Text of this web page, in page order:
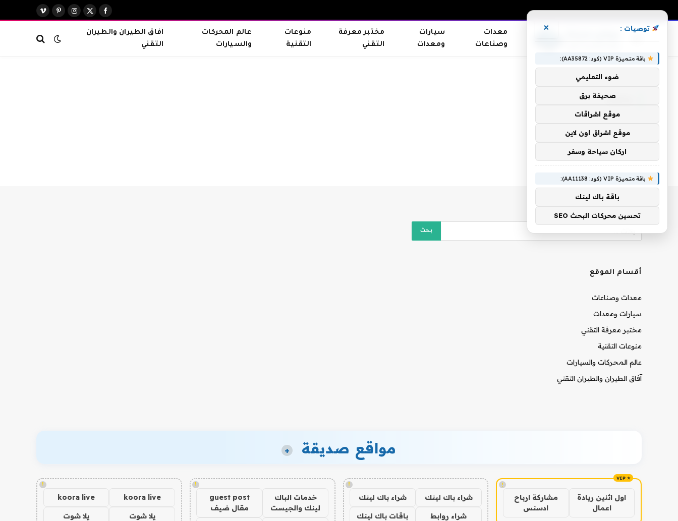
فيسبوك
X
الانستغرامبينتيريست
فيميو
معدات
وصناعات
سيارات
ومعدات
مختبر معرفة
التقني
منوعات
التقنية
عالم المحركات
والسيارات
آفاق الطيران والطيران
التقني
بحشد
أقسام الموقع
معدات وصناعات
سيارات ومعدات
مختبر معرفة التقني
منوعات التقنية
عالم المحركات والسيارات
آفاق الطيران والطيران التقني
مواقع صديقة +
!
اول اثنين ريادة
اعمال
مشاركة ارباح
ادسنس
!
شراء باك لينك شراء باك لينك
شراء روابط
باقات باك لينك
!
خدمات الباك
لينك والجيست
guest post
مقال ضيف
!
koora live
koora live
يلا شوت يلا شوت
توصيات : ×
باقة متميزة VIP (كود: AA35872):
ضوء التعليمي
صحيفة برق
موقع اشراقات
موقع اشراق اون لاين
اركان سياحة وسفر
باقة متميزة VIP (كود: AA11138):
باقة باك لينك
تحسين محركات البحث SEO